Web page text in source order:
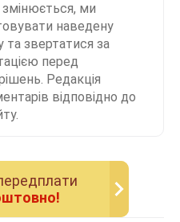
ми
наведену
та звертатися за
перед
Редакція
відповідно до